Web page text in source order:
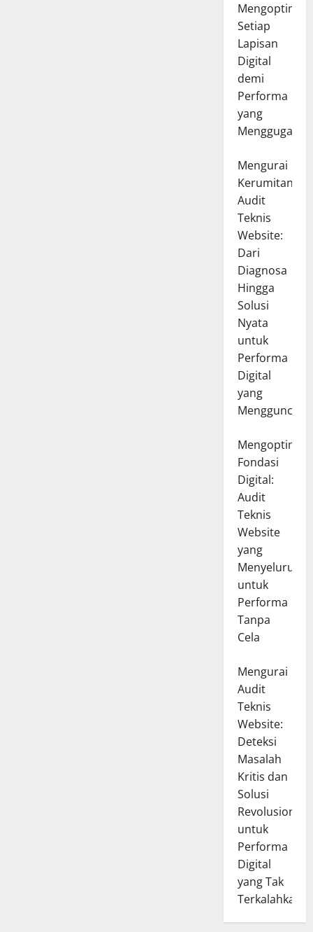
Setiap
Lapisan
Digital
demi
Performa
yang
Menggugah
Mengurai
Kerumitan
Audit
Teknis
Website:
Dari
Diagnosa
Hingga
Solusi
Nyata
untuk
Performa
Digital
yang
Mengguncang
Fondasi
Digital:
Audit
Teknis
Website
yang
Menyeluruh
untuk
Performa
Tanpa
Cela
Mengurai
Audit
Teknis
Website:
Deteksi
Masalah
Kritis dan
Solusi
Revolusioner
untuk
Performa
Digital
yang Tak
Terkalahkan